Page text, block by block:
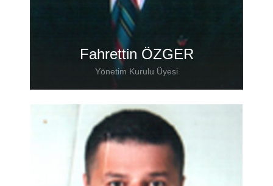
Fahrettin ÖZGER
Yönetim Kurulu Üyesi